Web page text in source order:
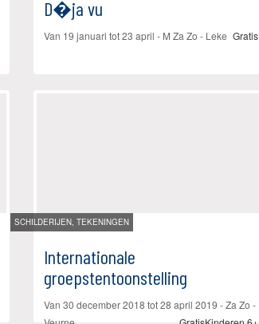
D�ja vu
Van 19 januari tot23 april - M Za Zo - Leke Gratis
SCHILDERIJEN, TEKENINGEN
Internationale
groepstentoonstelling
Van 30 december 2018 tot28 april 2019 - Za Zo -